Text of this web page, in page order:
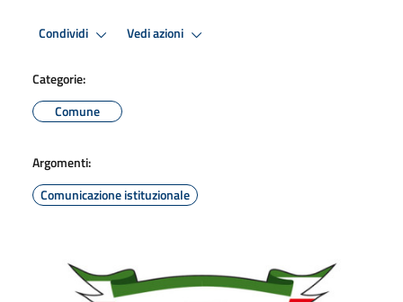
Condividi Vedi azioni
Categorie:
Comune
Argomenti:
Comunicazione istituzionale